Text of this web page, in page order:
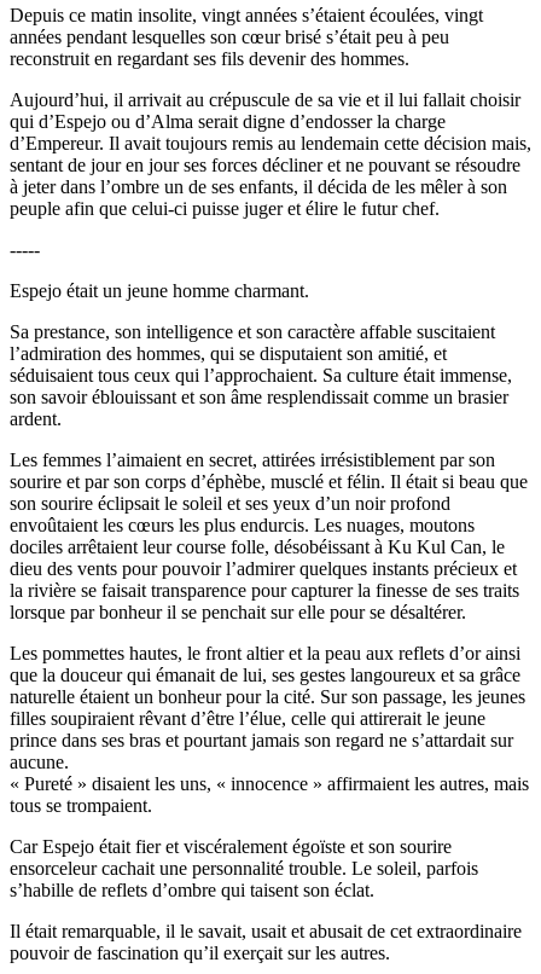
Depuis ce matin insolite, vingt années s’étaient écoulées, vingt
années pendant lesquelles son cœur brisé s’était peu à peu
reconstruit en regardant ses fils devenir des hommes.
Aujourd’hui, il arrivait au crépuscule de sa vie et il lui fallait choisir
qui d’Espejo ou d’Alma serait digne d’endosser la charge
d’Empereur. Il avait toujours remis au lendemain cette décision mais,
sentant de jour en jour ses forces décliner et ne pouvant se résoudre
à jeter dans l’ombre un de ses enfants, il décida de les mêler à son
peuple afin que celui-ci puisse juger et élire le futur chef.
-----
Espejo était un jeune homme charmant.
Sa prestance, son intelligence et son caractère affable suscitaient
l’admiration des hommes, qui se disputaient son amitié, et
séduisaient tous ceux qui l’approchaient. Sa culture était immense,
son savoir éblouissant et son âme resplendissait comme un brasier
ardent.
Les femmes l’aimaient en secret, attirées irrésistiblement par son
sourire et par son corps d’éphèbe, musclé et félin. Il était si beau que
son sourire éclipsait le soleil et ses yeux d’un noir profond
envoûtaient les cœurs les plus endurcis. Les nuages, moutons
dociles arrêtaient leur course folle, désobéissant à Ku Kul Can, le
dieu des vents pour pouvoir l’admirer quelques instants précieux et
la rivière se faisait transparence pour capturer la finesse de ses traits
lorsque par bonheur il se penchait sur elle pour se désaltérer.
Les pommettes hautes, le front altier et la peau aux reflets d’or ainsi
que la douceur qui émanait de lui, ses gestes langoureux et sa grâce
naturelle étaient un bonheur pour la cité. Sur son passage, les jeunes
filles soupiraient rêvant d’être l’élue, celle qui attirerait le jeune
prince dans ses bras et pourtant jamais son regard ne s’attardait sur
aucune.
« Pureté » disaient les uns, « innocence » affirmaient les autres, mais
tous se trompaient.
Car Espejo était fier et viscéralement égoïste et son sourire
ensorceleur cachait une personnalité trouble. Le soleil, parfois
s’habille de reflets d’ombre qui taisent son éclat.
Il était remarquable, il le savait, usait et abusait de cet extraordinaire
pouvoir de fascination qu’il exerçait sur les autres.